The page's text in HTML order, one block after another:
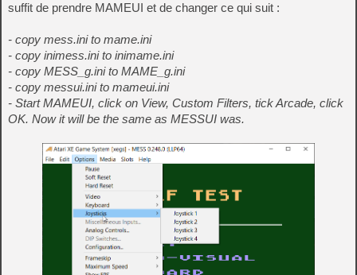
suffit de prendre MAMEUI et de changer ce qui suit :
- copy mess.ini to mame.ini
- copy inimess.ini to inimame.ini
- copy MESS_g.ini to MAME_g.ini
- copy messui.ini to mameui.ini
- Start MAMEUI, click on View, Custom Filters, tick Arcade, click
OK. Now it will be the same as MESSUI was.